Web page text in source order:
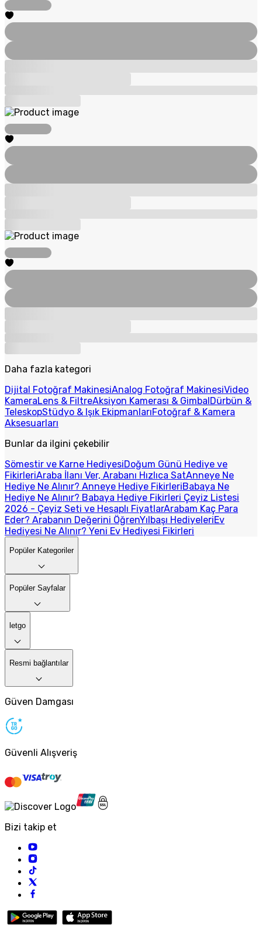
Daha fazla kategori
Dijital Fotoğraf MakinesiAnalog Fotoğraf MakinesiVideo
KameraLens & FiltreAksiyon Kamerası & GimbalDürbün &
TeleskopStüdyo & Işık EkipmanlarıFotoğraf & Kamera
Aksesuarları
Bunlar da ilgini çekebilir
Sömestir ve Karne HediyesiDoğum Günü Hediye ve
FikirleriAraba İlanı Ver, Arabanı Hızlıca SatAnneye Ne
Hediye Ne Alınır? Anneye Hediye FikirleriBabaya Ne
Hediye Ne Alınır? Babaya Hediye Fikirleri Çeyiz Listesi
2026 - Çeyiz Seti ve Hesaplı FiyatlarArabam Kaç Para
Eder? Arabanın Değerini ÖğrenYılbaşı HediyeleriEv
Hediyesi Ne Alınır? Yeni Ev Hediyesi Fikirleri
Popüler Kategoriler
Popüler Sayfalar
letgo
Resmi bağlantılar
Güven Damgası
Güvenli Alışveriş
Bizi takip et